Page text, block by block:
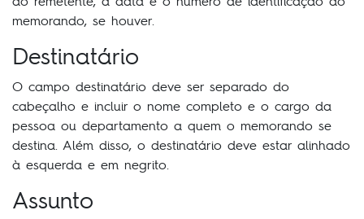
memorando, se houver.
Destinatário
O campo destinatário deve ser separado do
cabeçalho e incluir o nome completo e o cargo da
pessoa ou departamento a quem o memorando se
destina. Além disso, o destinatário deve estar alinhado
à esquerda e em negrito.
Assunto